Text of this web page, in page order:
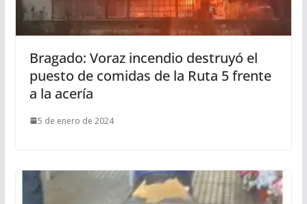
Bragado: Voraz incendio destruyó el
puesto de comidas de la Ruta 5 frente
a la acería
5 de enero de 2024